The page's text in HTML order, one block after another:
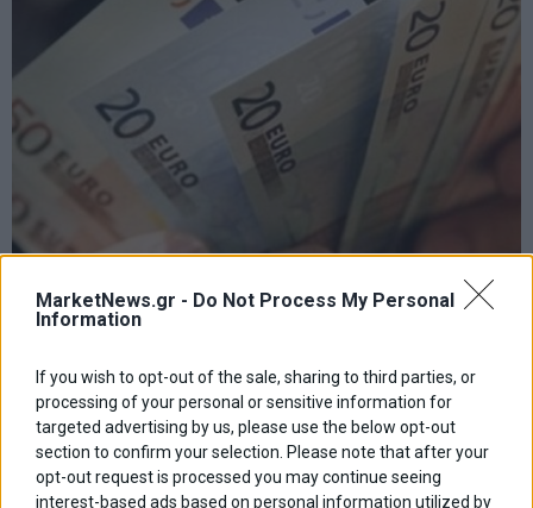
MarketNews.gr - Do Not Process My Personal
Information
If you wish to opt-out of the sale, sharing to third parties, or
processing of your personal or sensitive information for
targeted advertising by us, please use the below opt-out
section to confirm your selection. Please note that after your
opt-out request is processed you may continue seeing
interest-based ads based on personal information utilized by
Οι πληρωμές από τον e-ΕΦΚΑ και τη ΔΥΠΑ από σήμερα
έως τις 14/8